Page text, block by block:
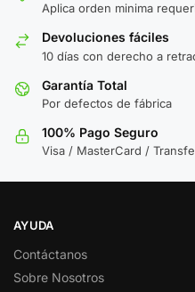
Aplica orden minima
Devoluciones fáciles
10 días con derecho a
Garantía Total
Por defectos de fábrica
100% Pago Seguro
Visa / MasterCard /
AYUDA
Contáctanos
Sobre Nosotros